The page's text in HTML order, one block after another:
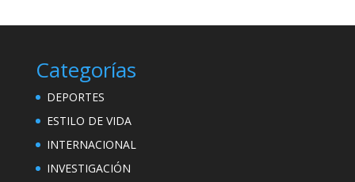
Categorías
DEPORTES
ESTILO DE VIDA
INTERNACIONAL
INVESTIGACIÓN